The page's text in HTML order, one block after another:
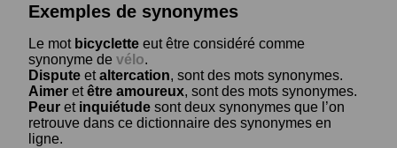
Exemples de synonymes
Le mot bicyclette eut être considéré comme
synonyme de vélo.
Dispute etaltercation, sont des mots synonymes.
Aimer etêtre amoureux, sont des mots synonymes.
Peur et inquiétude sont deux synonymes que l’on
retrouve dans ce dictionnaire des synonymes en
ligne.